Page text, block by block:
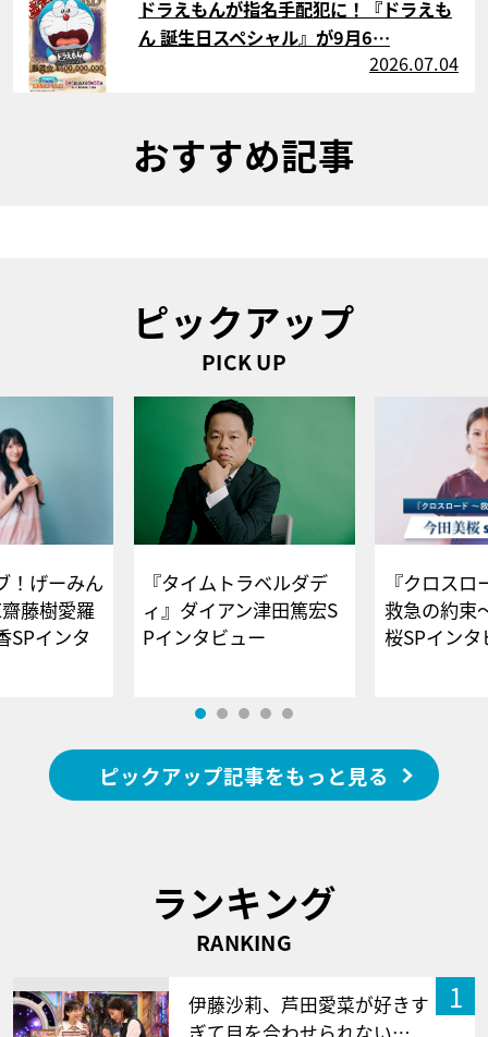
ドラえもんが指名手配犯に！『ドラえも
ん 誕生日スペシャル』が9月6…
2026.07.04
おすすめ記事
ピックアップ
PICK UP
！げーみん
藤樹愛羅
SPインタ
『タイムトラベルダデ
ィ』ダイアン津田篤宏S
Pインタビュー
『クロス
救急の約束
桜SPイ
ピックアップ記事をもっと見る
ランキング
RANKING
1
伊藤沙莉、芦田愛菜が好きす